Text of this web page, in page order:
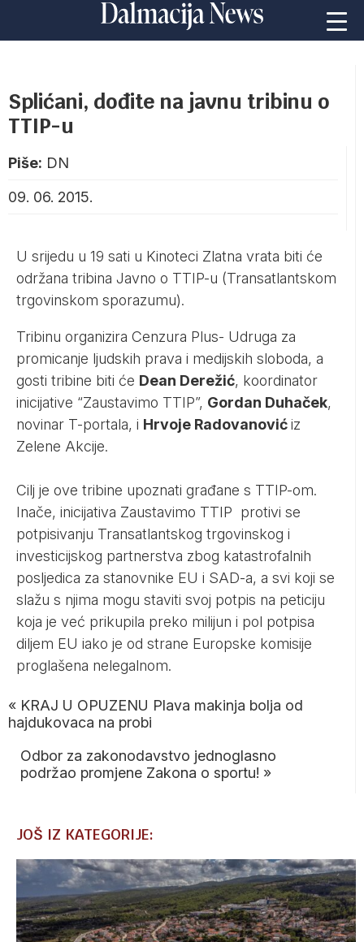
Splićani, dođite na javnu tribinu o
TTIP-u
Piše: DN
09. 06. 2015.
U srijedu u 19 sati u Kinoteci Zlatna vrata biti će
održana tribina Javno o TTIP-u (Transatlantskom
trgovinskom sporazumu).
Tribinu organizira Cenzura Plus- Udruga za
promicanje ljudskih prava i medijskih sloboda, a
gosti tribine biti će Dean Derežić, koordinator
inicijative “Zaustavimo TTIP”, Gordan Duhaček,
novinar T-portala, i Hrvoje Radovanovićiz
Zelene Akcije.
Cilj je ove tribine upoznati građane s TTIP-om.
Inače, inicijativa Zaustavimo TTIP protivi se
potpisivanju Transatlantskog trgovinskog i
investicijskog partnerstva zbog katastrofalnih
posljedica za stanovnike EU i SAD-a, a svi koji se
slažu s njima mogu staviti svoj potpis na peticiju
koja je već prikupila preko milijun i pol potpisa
diljem EU iako je od strane Europske komisije
proglašena nelegalnom.
« KRAJ U OPUZENU Plava makinja bolja od
hajdukovaca na probi
Odbor za zakonodavstvo jednoglasno
podržao promjene Zakona o sportu! »
JOŠ IZ KATEGORIJE: